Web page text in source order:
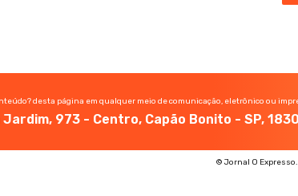
desta página em qualquer meio de comunicação, eletrônico ou
Jardim, 973 - Centro, Capão Bonito - SP,
© Jornal O